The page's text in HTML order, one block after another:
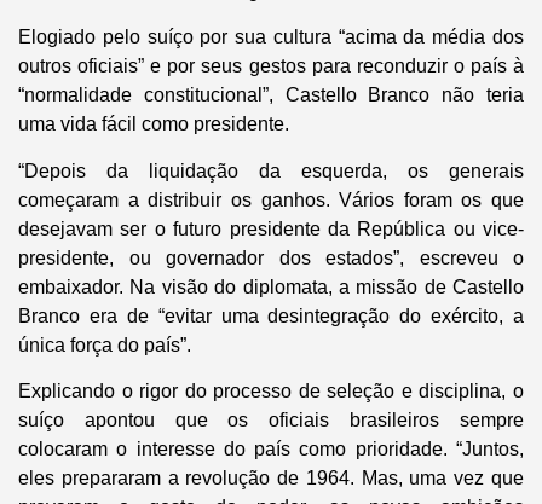
Elogiado pelo suíço por sua cultura “acima da média dos
outros oficiais” e por seus gestos para reconduzir o país à
“normalidade constitucional”, Castello Branco não teria
uma vida fácil como presidente.
“Depois da liquidação da esquerda, os generais
começaram a distribuir os ganhos. Vários foram os que
desejavam ser o futuro presidente da República ou vice-
presidente, ou governador dos estados”, escreveu o
embaixador. Na visão do diplomata, a missão de Castello
Branco era de “evitar uma desintegração do exército, a
única força do país”.
Explicando o rigor do processo de seleção e disciplina, o
suíço apontou que os oficiais brasileiros sempre
colocaram o interesse do país como prioridade. “Juntos,
eles prepararam a revolução de 1964. Mas, uma vez que